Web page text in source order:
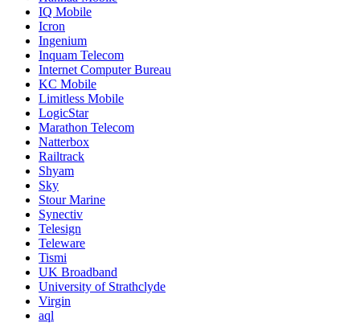
IQ Mobile
Icron
Ingenium
Inquam Telecom
Internet Computer Bureau
KC Mobile
Limitless Mobile
LogicStar
Marathon Telecom
Natterbox
Railtrack
Shyam
Sky
Stour Marine
Synectiv
Telesign
Teleware
Tismi
UK Broadband
University of Strathclyde
Virgin
aql